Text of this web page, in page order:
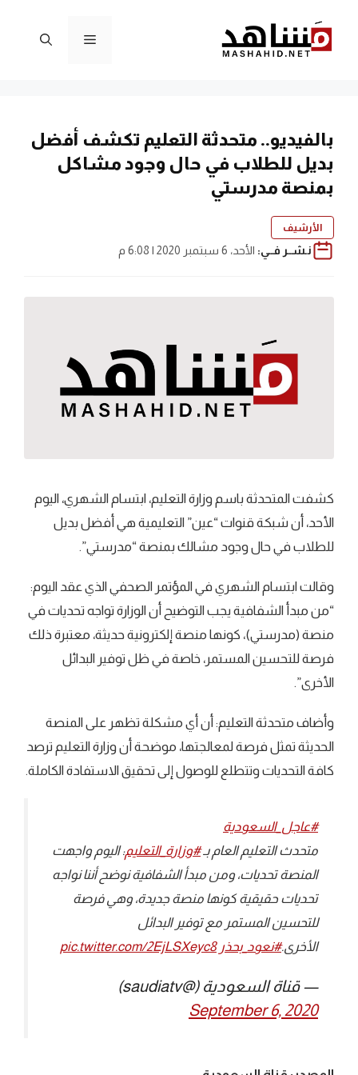
المحتوى
القائمة
بالفيديو.. متحدثة التعليم تكشف أفضل
بديل للطلاب في حال وجود مشاكل
بمنصة مدرستي
الأرشيف
نـشــر فــي: الأحد، 6 سبتمبر 2020 | 6:08 م
كشفت المتحدثة باسم وزارة التعليم، ابتسام الشهري، اليوم
الأحد، أن شبكة قنوات “عين” التعليمية هي أفضل بديل
للطلاب في حال وجود مشالك بمنصة “مدرستي”.
وقالت ابتسام الشهري في المؤتمر الصحفي الذي عقد اليوم:
“من مبدأ الشفافية يجب التوضيح أن الوزارة تواجه تحديات في
منصة (مدرستي)، كونها منصة إلكترونية حديثة، معتبرة ذلك
فرصة للتحسين المستمر، خاصة في ظل توفير البدائل
الأخرى”.
وأضاف متحدثة التعليم: أن أي مشكلة تظهر على المنصة
الحديثة تمثل فرصة لمعالجتها، موضحة أن وزارة التعليم ترصد
كافة التحديات وتتطلع للوصول إلى تحقيق الاستفادة الكاملة.
#عاجل_السعودية
متحدث التعليم العام بـ#وزارة_التعليم: اليوم واجهت
المنصة تحديات، ومن مبدأ الشفافية نوضح أننا نواجه
تحديات حقيقية كونها منصة جديدة، وهي فرصة
للتحسين المستمر مع توفير البدائل
الأخرى.#نعود_بحذر pic.twitter.com/2EjLSXeyc8
— قناة السعودية (@saudiatv)
September 6, 2020